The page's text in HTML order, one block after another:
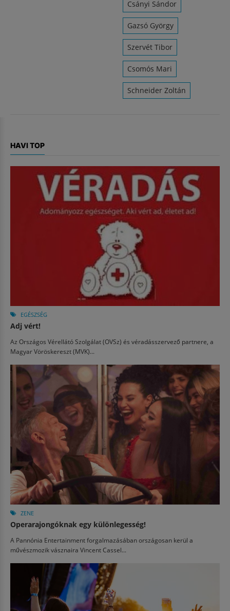
Csányi Sándor
Gazsó György
Szervét Tibor
Csomós Mari
Schneider Zoltán
HAVI TOP
EGÉSZSÉG
Adj vért!
Az Országos Vérellátó Szolgálat (OVSz) és véradásszervező partnere, a
Magyar Vöröskereszt (MVK)...
ZENE
Operarajongóknak egy különlegesség!
A Pannónia Entertainment forgalmazásában országosan kerül a
művészmozik vásznaira Vincent Cassel...